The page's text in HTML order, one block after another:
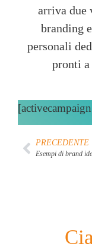
arriva due
branding
personali
pronti a
PRECEDENTE